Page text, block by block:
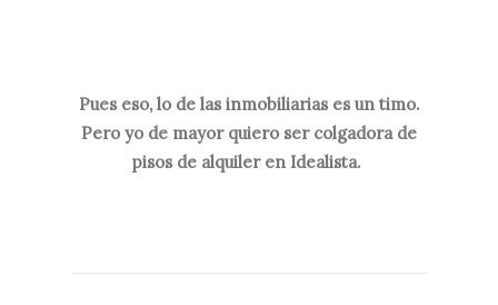
Pues eso, lo de las inmobiliarias es un timo.
Pero yo de mayor quiero ser colgadora de
pisos de alquiler en Idealista.